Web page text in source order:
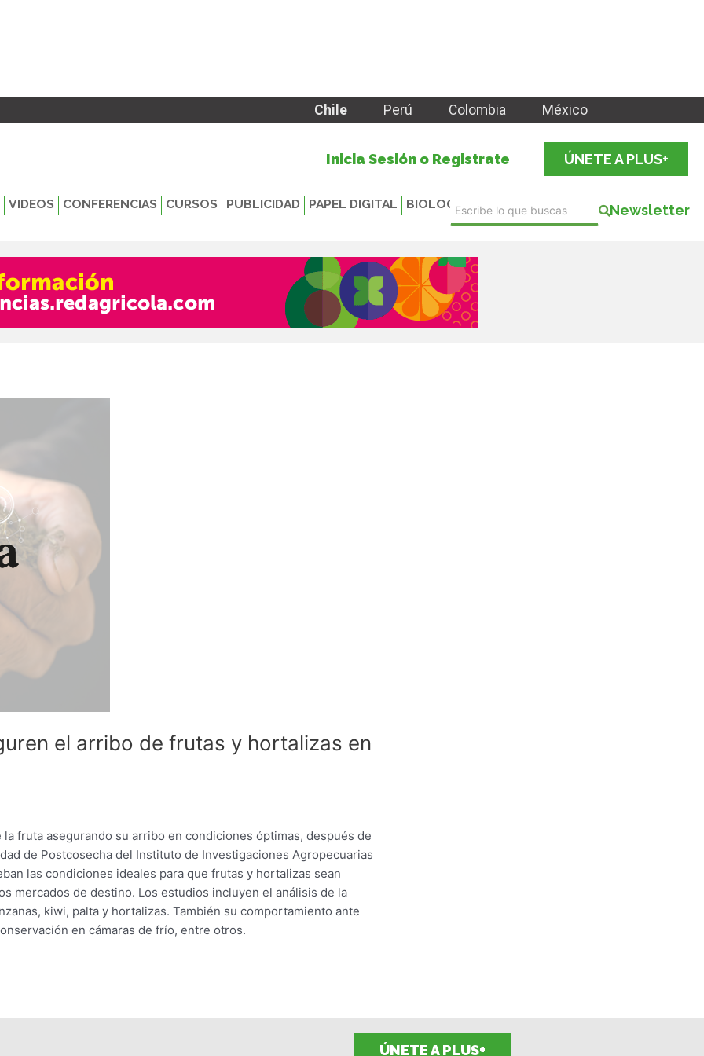
Chile Perú Colombia México
Inicia Sesión o Registrate ÚNETE A PLUS+
VIDEOS CONFERENCIAS CURSOS PUBLICIDAD PAPEL DIGITAL BIOLOGICALS Newsletter
el arribo de frutas y hortalizas en
fruta asegurando su arribo en condiciones óptimas, después de
de Postcosecha del Instituto de Investigaciones Agropecuarias
las condiciones ideales para que frutas y hortalizas sean
mercados de destino. Los estudios incluyen el análisis de la
kiwi, palta y hortalizas. También su comportamiento ante
en cámaras de frío, entre otros.
ÚNETE A PLUS+